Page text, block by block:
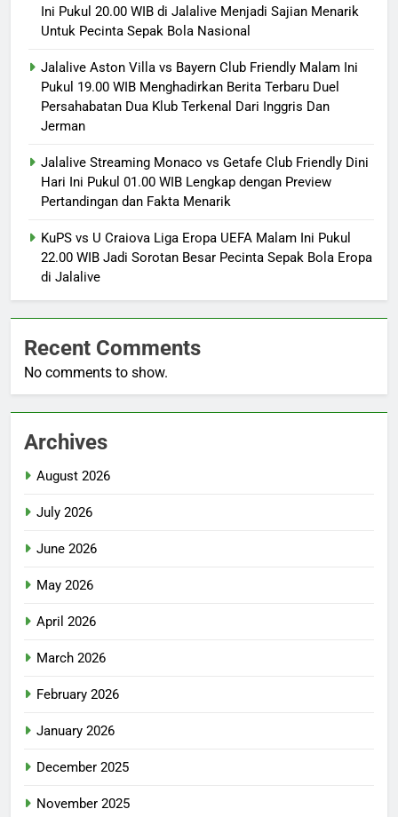
Ini Pukul 20.00 WIB di Jalalive Menjadi Sajian Menarik
Untuk Pecinta Sepak Bola Nasional
Jalalive Aston Villa vs Bayern Club Friendly Malam Ini
Pukul 19.00 WIB Menghadirkan Berita Terbaru Duel
Persahabatan Dua Klub Terkenal Dari Inggris Dan
Jerman
Jalalive Streaming Monaco vs Getafe Club Friendly Dini
Hari Ini Pukul 01.00 WIB Lengkap dengan Preview
Pertandingan dan Fakta Menarik
KuPS vs U Craiova Liga Eropa UEFA Malam Ini Pukul
22.00 WIB Jadi Sorotan Besar Pecinta Sepak Bola Eropa
di Jalalive
Recent Comments
No comments to show.
Archives
August 2026
July 2026
June 2026
May 2026
April 2026
March 2026
February 2026
January 2026
December 2025
November 2025